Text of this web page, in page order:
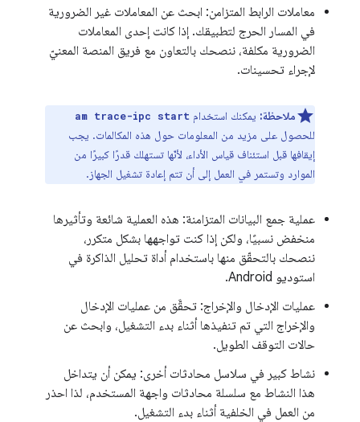
معاملات الرابط المتزامن: ابحث عن المعاملات غير الضرورية
في المسار الحرج لتطبيقك. إذا كانت إحدى المعاملات
الضرورية مكلفة، ننصحك بالتعاون مع فريق المنصة المعنيّ
لإجراء تحسينات.
ملاحظة: يمكنك استخدام am trace-ipc start
للحصول على مزيد من المعلومات حول هذه المكالمات. يجب
إيقافها قبل استئناف قياس الأداء، لأنّها تستهلك قدرًا كبيرًا من
الموارد وتستمر في العمل إلى أن تتم إعادة تشغيل الجهاز.
عملية جمع البيانات المتزامنة: هذه العملية شائعة وتأثيرها
منخفض نسبيًا، ولكن إذا كنت تواجهها بشكل متكرر،
ننصحك بالتحقّق منها باستخدام أداة تحليل الذاكرة في
استوديو Android.
عمليات الإدخال والإخراج: تحقَّق من عمليات الإدخال
والإخراج التي تم تنفيذها أثناء بدء التشغيل، وابحث عن
حالات التوقف الطويل.
نشاط كبير في سلاسل محادثات أخرى: يمكن أن يتداخل
هذا النشاط مع سلسلة محادثات واجهة المستخدم، لذا احذر
من العمل في الخلفية أثناء بدء التشغيل.